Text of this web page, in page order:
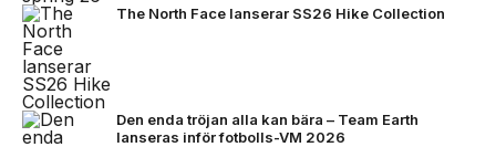
The North Face lanserar SS26 Hike Collection
Den enda tröjan alla kan bära – Team Earth
lanseras inför fotbolls-VM 2026